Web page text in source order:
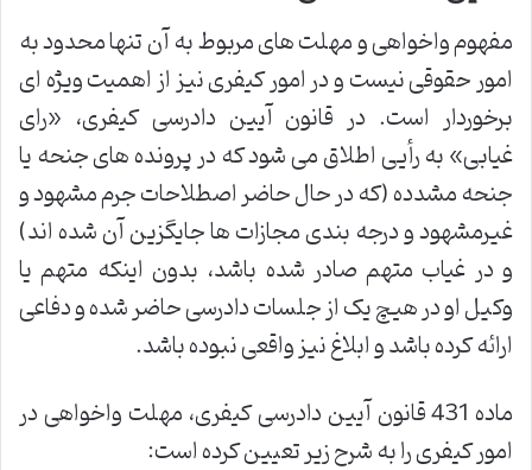
مفهوم واخواهی و مهلت های مربوط به آن تنها محدود به
امور حقوقی نیست و در امور کیفری نیز از اهمیت ویژه ای
برخوردار است. در قانون آیین دادرسی کیفری، «رای
غیابی» به رأیی اطلاق می شود که در پرونده های جنحه یا
جنحه مشدده (که در حال حاضر اصطلاحات جرم مشهود و
غیرمشهود و درجه بندی مجازات ها جایگزین آن شده اند)
و در غیاب متهم صادر شده باشد، بدون اینکه متهم یا
وکیل او در هیچ یک از جلسات دادرسی حاضر شده و دفاعی
ارائه کرده باشد و ابلاغ نیز واقعی نبوده باشد.
ماده 431 قانون آیین دادرسی کیفری، مهلت واخواهی در
امور کیفری را به شرح زیر تعیین کرده است: